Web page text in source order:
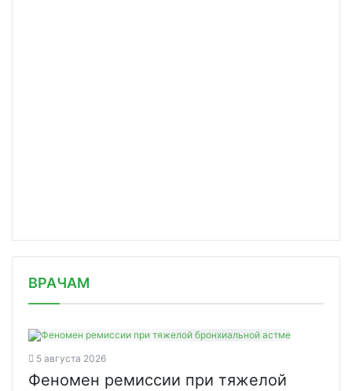
ВРАЧАМ
5 августа 2026
Феномен ремиссии при тяжелой